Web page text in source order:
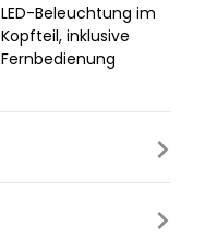
LED-Beleuchtung im
Kopfteil, inklusive
Fernbedienung